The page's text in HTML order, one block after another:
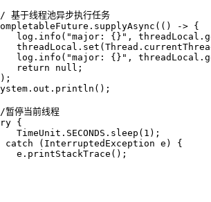
基于线程池异步执行任务
-> {
log.info(
"major: {}" ,
log.info(
"major: {}" ,
return
null ;
停当前线程
{
TimeUnit.SECONDS.sleep(
1 );
catch (InterruptedException e) {
e.printStackTrace();